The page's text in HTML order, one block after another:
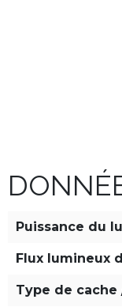
Puissance du
Flux lumineux
Type de cache